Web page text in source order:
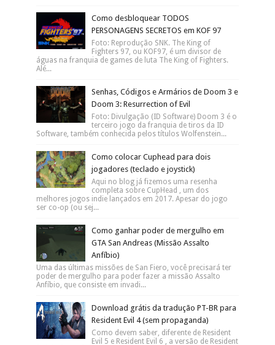
Como desbloquear TODOS
PERSONAGENS SECRETOS em KOF 97
Foto: Reprodução SNK. The King of
Fighters 97, ou KOF97, é um divisor de
águas na franquia de games de luta The King of Fighters.
Alé...
Senhas, Códigos e Armários de Doom 3 e
Doom 3: Resurrection of Evil
Foto: Divulgação (ID Software) Doom 3 é o
terceiro jogo da franquia de tiros da ID
Software, também conhecida pelos títulos Wolfenstein...
Como colocar Cuphead para dois
jogadores (teclado e joystick)
Aqui no blog já fizemos uma resenha
completa sobre CupHead , um dos
melhores jogos indie lançados em 2017. Apesar do jogo
ser co-op (ou sej...
Como ganhar poder de mergulho em
GTA San Andreas (Missão Assalto
Anfíbio)
Uma das últimas missões de San Fiero, você precisará ter
poder de mergulho para poder fazer a missão Assalto
Anfíbio, que consiste em invadi...
Download grátis da tradução PT-BR para
Resident Evil 4 (sem propaganda)
Como devem saber, diferente de Resident
Evil 5 e Resident Evil 6 , a versão de Resident